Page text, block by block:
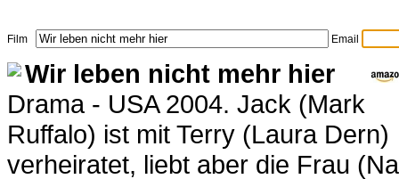
Film Email
Wir leben nicht mehr hier
Drama - USA 2004. Jack (Mark
Ruffalo) ist mit Terry (Laura Dern)
verheiratet, liebt aber die Frau